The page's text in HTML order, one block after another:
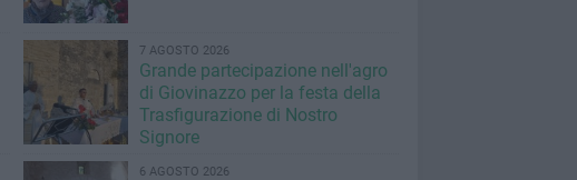
7 AGOSTO 2026
Grande partecipazione nell'agro
di Giovinazzo per la festa della
Trasfigurazione di Nostro
Signore
6 AGOSTO 2026